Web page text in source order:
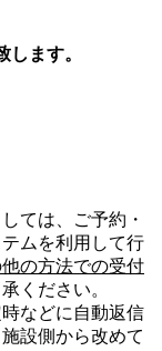
ます。
ては、ご予約・
ムを利用して行
の方法での受付
ください。
などに自動返信
設側から改めて